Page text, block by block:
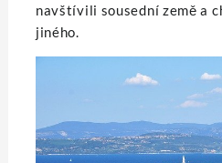
navštívili sousední země a
jiného.